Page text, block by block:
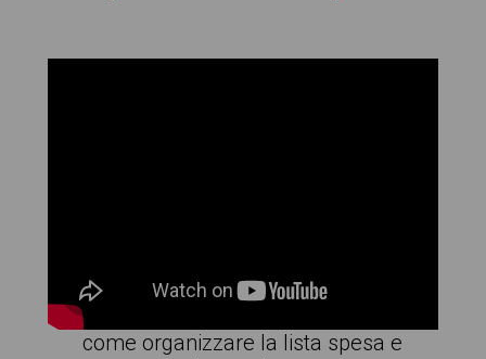
come organizzare la lista spesa e